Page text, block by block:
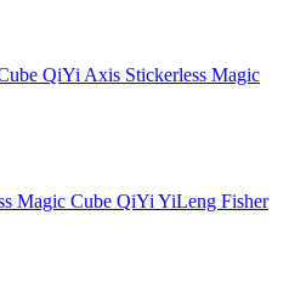
QiYi Axis Stickerless Magic
QiYi YiLeng Fisher